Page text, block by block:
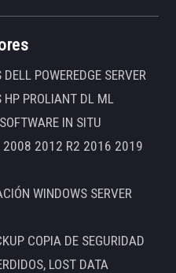
POWEREDGE SERVER
HP PROLIANT DL ML
IN SITU
2008 2012 R2 2016 2019
WINDOWS SERVER
COPIA DE SEGURIDAD
LOST DATA